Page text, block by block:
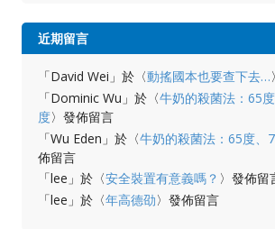
近期留言
「David Wei 」於〈動搖國本也要查下去…
「Dominic Wu 」於〈牛奶的殺菌法：65
度〉發佈留言
「Wu Eden 」於〈牛奶的殺菌法：65度、
佈留言
「lee 」於〈安全裝置有意義嗎？ 〉發佈留
「lee 」於〈年高德劭〉發佈留言